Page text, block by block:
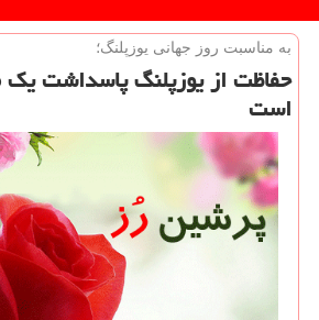
به مناسبت روز جهانی یوزپلنگ؛
حفاظت از یوزپلنگ پاسداشت یك
است